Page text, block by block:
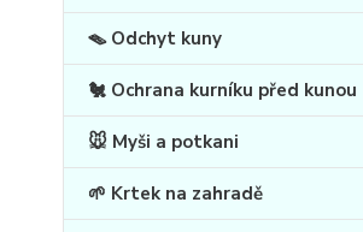
🪤 Odchyt kuny
🐔 Ochrana kurníku před kunou
🐭 Myši a potkani
🌱 Krtek na zahradě